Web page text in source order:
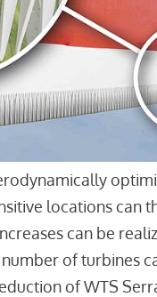
locations
can be
of turbines
of WTS